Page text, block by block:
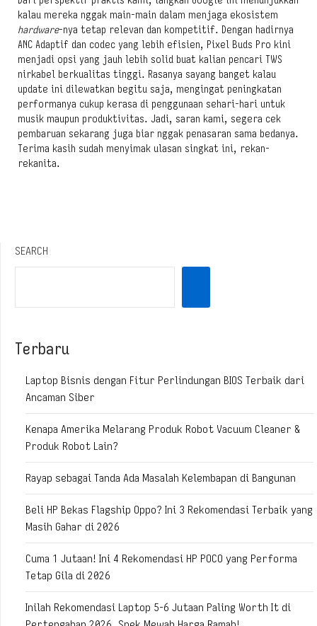
kalau mereka nggak main-main dalam menjaga ekosistem
hardware-nya tetap relevan dan kompetitif. Dengan hadirnya
ANC Adaptif dan codec yang lebih efisien, Pixel Buds Pro kini
menjadi opsi yang jauh lebih solid buat kalian pencari TWS
nirkabel berkualitas tinggi. Rasanya sayang banget kalau
update ini dilewatkan begitu saja, mengingat peningkatan
performanya cukup kerasa di penggunaan sehari-hari untuk
musik maupun produktivitas. Jadi, saran kami, segera cek
pembaruan sekarang juga biar nggak penasaran sama bedanya.
Terima kasih sudah menyimak ulasan singkat ini, rekan-
rekanita.
SEARCH
Terbaru
Laptop Bisnis dengan Fitur Perlindungan BIOS Terbaik dari
Ancaman Siber
Kenapa Amerika Melarang Produk Robot Vacuum Cleaner &
Produk Robot Lain?
Rayap sebagai Tanda Ada Masalah Kelembapan di Bangunan
Beli HP Bekas Flagship Oppo? Ini 3 Rekomendasi Terbaik yang
Masih Gahar di 2026
Cuma 1 Jutaan! Ini 4 Rekomendasi HP POCO yang Performa
Tetap Gila di 2026
Inilah Rekomendasi Laptop 5-6 Jutaan Paling Worth It di